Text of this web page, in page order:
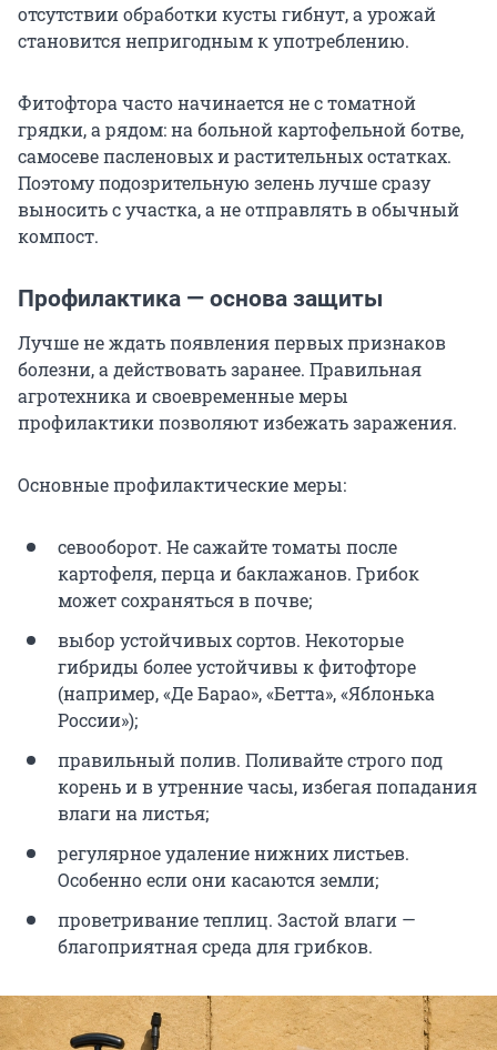
отсутствии обработки кусты гибнут, а урожай
становится непригодным к употреблению.
Фитофтора часто начинается не с томатной
грядки, а рядом: на больной картофельной ботве,
самосеве пасленовых и растительных остатках.
Поэтому подозрительную зелень лучше сразу
выносить с участка, а не отправлять в обычный
компост.
Профилактика — основа защиты
Лучше не ждать появления первых признаков
болезни, а действовать заранее. Правильная
агротехника и своевременные меры
профилактики позволяют избежать заражения.
Основные профилактические меры:
севооборот. Не сажайте томаты после
картофеля, перца и баклажанов. Грибок
может сохраняться в почве;
выбор устойчивых сортов. Некоторые
гибриды более устойчивы к фитофторе
(например, «Де Барао», «Бетта», «Яблонька
России»);
правильный полив. Поливайте строго под
корень и в утренние часы, избегая попадания
влаги на листья;
регулярное удаление нижних листьев.
Особенно если они касаются земли;
проветривание теплиц. Застой влаги —
благоприятная среда для грибков.